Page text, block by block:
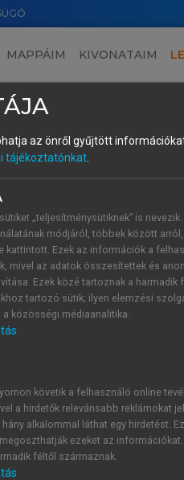
MAPPÁIM KIVONATAIM
Schafer) • Akit érdemes
Book of
Luca
Kar
81.számaSchäfer István
legfontosabb gondolatait
az önről gyűjtött
tájékoztatónkat.
„teljesítménysütiknek” is
módjáról, többek között
kattintott. Ezek az információk a
mivel az adatok összesítettek és
Ezek közé tartoznak a
tartozó sütik; ilyen elemzési
a közösségi médiaanalitika.
követik a felhasználó online
a hirdetők relevánsabb reklámokat
alkalommal láthat egy hirdetést.
ezeket az
féltől származnak.